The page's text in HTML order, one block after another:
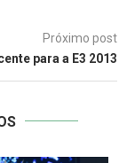
Próximo post
para a E3 2013